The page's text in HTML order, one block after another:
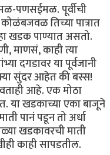
पणसईमळ. पूर्वीची
तिच्या पात्रात
खडक पाण्यात असतो.
माणसं, काही त्या
दगडावर या पूर्वजानी
सुंदर आहेत की बस्स!
आहे. एक मोठा
या खडकाच्या एका बाजूने
पानं पडून तो अर्धा
खडकावरची माती
काही सापडतील.